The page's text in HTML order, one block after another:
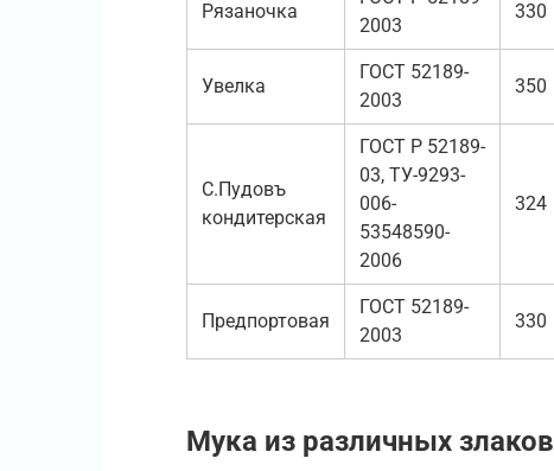
Рязаночка
2003
330
Увелка
ГОСТ 52189-
2003
350
С.Пудовъ
кондитерская
ГОСТ Р 52189-
03, ТУ-9293-
006-
53548590-
2006
324
Предпортовая
ГОСТ 52189-
2003
330
Мука из различных злаков